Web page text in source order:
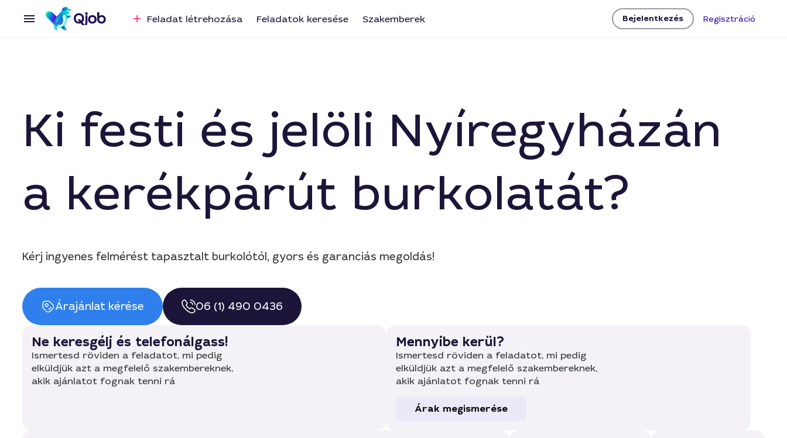
Feladat létrehozása Feladatok keresése Szakemberek Bejelentkezés Regisztráció
Ki festi és jelöli Nyíregyházán
a kerékpárút burkolatát?
Kérj ingyenes felmérést tapasztalt burkolótól, gyors és garanciás megoldás!
Árajánlat kérése 06 (1) 490 0436
Ne keresgélj és telefonálgass!
Ismertesd röviden a feladatot, mi pedig
elküldjük azt a megfelelő szakembereknek,
akik ajánlatot fognak tenni rá
Mennyibe kerül?
Ismertesd röviden a feladatot, mi pedig
elküldjük azt a megfelelő szakembereknek,
akik ajánlatot fognak tenni rá
Árak megismerése